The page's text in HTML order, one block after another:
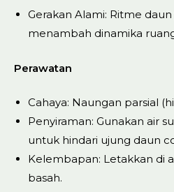
Gerakan Alami: Ritme
menambah dinamika
Perawatan
Cahaya: Naungan parsial
Penyiraman: Gunakan air
untuk hindari ujung daun
Kelembapan: Letakkan di
basah.